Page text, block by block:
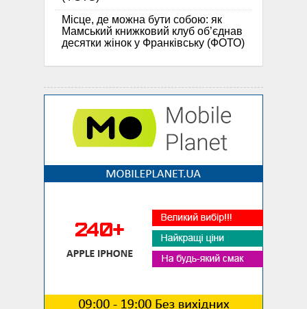
Місце, де можна бути собою: як
Мамський книжковий клуб об’єднав
десятки жінок у Франківську (ФОТО)